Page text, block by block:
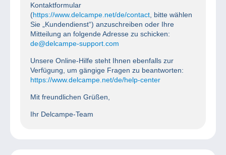
Kontaktformular
(https://www.delcampe.net/de/contact , bitte wählen
Sie „Kundendienst“) anzuschreiben oder Ihre
Mitteilung an folgende Adresse zu schicken:
de@delcampe-support.com
Unsere Online-Hilfe steht Ihnen ebenfalls zur
Verfügung, um gängige Fragen zu beantworten:
https://www.delcampe.net/de/help-center
Mit freundlichen Grüßen,
Ihr Delcampe-Team